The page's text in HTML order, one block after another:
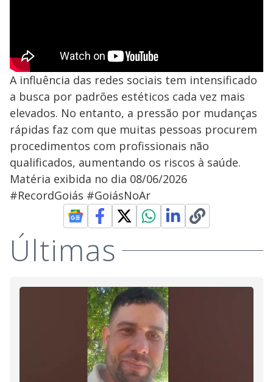
A influência das redes sociais tem intensificado
a busca por padrões estéticos cada vez mais
elevados. No entanto, a pressão por mudanças
rápidas faz com que muitas pessoas procurem
procedimentos com profissionais não
qualificados, aumentando os riscos à saúde.
Matéria exibida no dia 08/06/2026
#RecordGoiás #GoiásNoAr
Últimas